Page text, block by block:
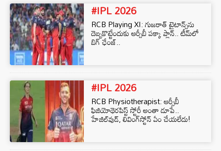
#IPL 2026
RCB Playing XI: గుజరాత్ టైటాన్స్‌ను
దెబ్బకొట్టేందుకు ఆర్సీబీ పక్కా ప్లాన్.. టీమ్‌లో
బిగ్ ఛేంజ్..
#IPL 2026
RCB Physiotherapist: ఆర్సీబీ
ఫిజియోథెరపిస్ట్ స్టోరీ అంతా డూపే..
హేజిల్‌వుడ్, లివింగ్‌స్టోన్‌ ఏం చేయలేదు!